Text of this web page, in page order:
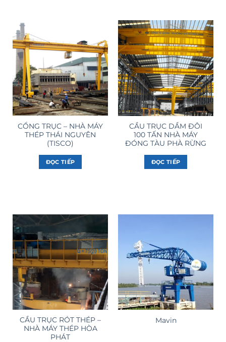
CỔNG TRỤC – NHÀ MÁY
THÉP THÁI NGUYÊN
(TISCO)
ĐỌC TIẾP
CẦU TRỤC DẦM ĐÔI
100 TẤN NHÀ MÁY
ĐÓNG TÀU PHÀ RỪNG
ĐỌC TIẾP
CẦU TRỤC RÓT THÉP –
NHÀ MÁY THÉP HÒA
PHÁT
Mavin